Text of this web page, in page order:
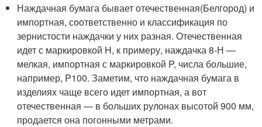
Наждачная бумага бывает отечественная(Белгород) и
импортная, соответственно и классификация по
зернистости наждачки у них разная. Отечественная
идет с маркировкой H, к примеру, наждачка 8-Н —
мелкая, импортная с маркировкой P, числа большие,
например, P100. Заметим, что наждачная бумага в
изделиях чаще всего идет импортная, а вот
отечественная — в больших рулонах высотой 900 мм,
продается она погонными метрами.